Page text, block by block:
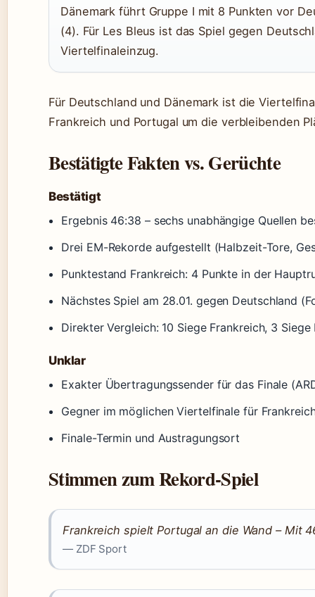
Dänemark führt Gruppe I mit 8 Punkten vor
(4). Für Les Bleus ist das Spiel gegen
Viertelfinaleinzug.
Für Deutschland und Dänemark ist die
Frankreich und Portugal um die verbleibenden
Bestätigte Fakten vs. Gerüchte
Bestätigt
Ergebnis 46:38 – sechs unabhängige Quellen
Drei EM-Rekorde aufgestellt (Halbzeit-Tore,
Punktestand Frankreich: 4 Punkte in der
Nächstes Spiel am 28.01. gegen Deutschland
Direkter Vergleich: 10 Siege Frankreich, 3
Unklar
Exakter Übertragungssender für das Finale
Gegner im möglichen Viertelfinale für
Finale-Termin und Austragungsort
Stimmen zum Rekord-Spiel
Frankreich spielt Portugal an die Wand – Mit
— ZDF Sport